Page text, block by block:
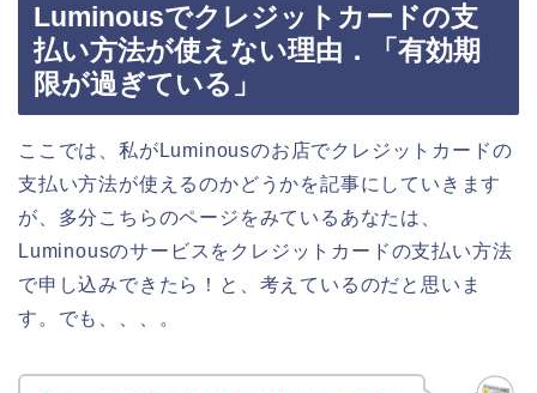
Luminousでクレジットカードの支
払い方法が使えない理由．「有効期
限が過ぎている」
ここでは、私がLuminousのお店でクレジットカードの
支払い方法が使えるのかどうかを記事にしていきます
が、多分こちらのページをみているあなたは、
Luminousのサービスをクレジットカードの支払い方法
で申し込みできたら！と、考えているのだと思いま
す。でも、、、。